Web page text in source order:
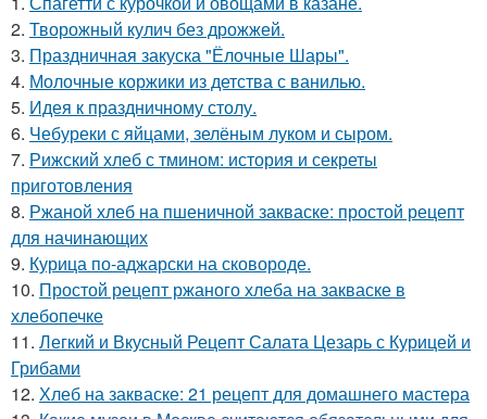
2. Творожный кулич без дрожжей.
3. Праздничная закуска "Ёлочные Шары".
4. Молочные коржики из детства с ванилью.
5. Идея к праздничному столу.
6. Чебуреки с яйцами, зелёным луком и сыром.
7. Рижский хлеб с тмином: история и секреты
приготовления
8. Ржаной хлеб на пшеничной закваске: простой рецепт
для начинающих
9. Курица по-аджарски на сковороде.
10. Простой рецепт ржаного хлеба на закваске в
хлебопечке
11. Легкий и Вкусный Рецепт Салата Цезарь с Курицей и
Грибами
12. Хлеб на закваске: 21 рецепт для домашнего мастера